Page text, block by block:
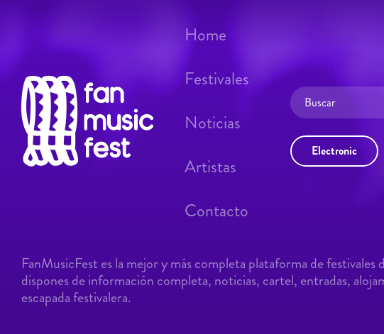
Electronic
Home
Festivales
Noticias
Artistas
Contacto
FanMusicFest es la mejor y más completa plataforma de
dispones de información completa, noticias, cartel, entradas,
escapada festivalera.